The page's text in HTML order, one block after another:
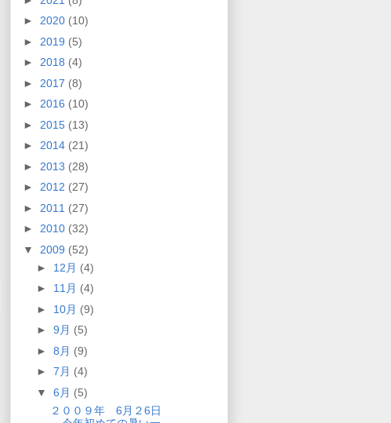
► 2020 (10)
► 2019 (5)
► 2018 (4)
► 2017 (8)
► 2016 (10)
► 2015 (13)
► 2014 (21)
► 2013 (28)
► 2012 (27)
► 2011 (27)
► 2010 (32)
▼ 2009 (52)
► 12月 (4)
► 11月 (4)
► 10月 (9)
► 9月 (5)
► 8月 (9)
► 7月 (4)
▼ 6月 (5)
２００９年 6月２6日